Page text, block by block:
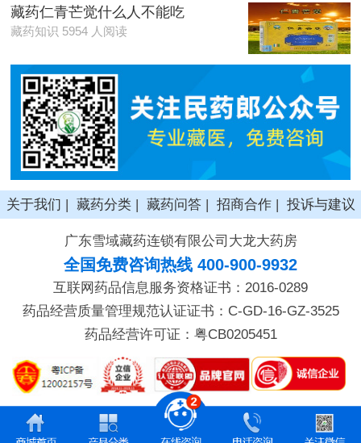
藏药仁青芒觉什么人不能吃
藏药知识 5954 人阅读
关于我们 | 藏药分类| 藏药问答| 招商合作| 投诉与建议
广东雪域藏药连锁有限公司大龙大药房
全国免费咨询热线 400-900-9932
互联网药品信息服务资格证书：2016-0289
药品经营质量管理规范认证证书：C-GD-16-GZ-3525
药品经营许可证：粤CB0205451